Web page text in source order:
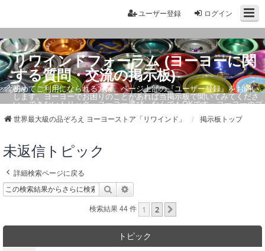
ログイン
ユーザー登録
リワインドフォーラム (ヨーヨーに関
する質問・交流の掲示板)
初めてご利用になられる方は、ページ上部の『ユーザー登録』をお願い
します。ヨーヨーでお困りのことがあれば当掲示板で聞いてみてくださ
い。できないトリック・ヨーヨー選び、なんでもOKです。ヨーヨーのプ
世界最大級の品ぞろえ ヨーヨーストア「リワインド」 掲示板トップ
未返信トピック
詳細検索ページに戻る
検索
検索結果 44 件 1 2
トピック